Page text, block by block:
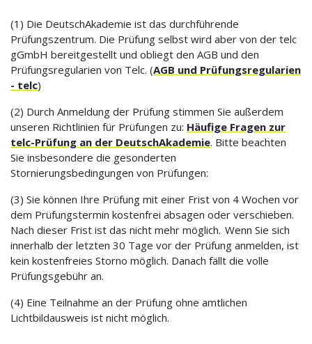
(1) Die DeutschAkademie ist das durchführende
Prüfungszentrum. Die Prüfung selbst wird aber von der telc
gGmbH bereitgestellt und obliegt den AGB und den
Prüfungsregularien von Telc. (AGB und Prüfungsregularien
- telc)
(2) Durch Anmeldung der Prüfung stimmen Sie außerdem
unseren Richtlinien für Prüfungen zu: Häufige Fragen zur
telc-Prüfung an der DeutschAkademie. Bitte beachten
Sie insbesondere die gesonderten
Stornierungsbedingungen von Prüfungen:
(3) Sie können Ihre Prüfung mit einer Frist von 4 Wochen vor
dem Prüfungstermin kostenfrei absagen oder verschieben.
Nach dieser Frist ist das nicht mehr möglich. Wenn Sie sich
innerhalb der letzten 30 Tage vor der Prüfung anmelden, ist
kein kostenfreies Storno möglich. Danach fällt die volle
Prüfungsgebühr an.
(4) Eine Teilnahme an der Prüfung ohne amtlichen
Lichtbildausweis ist nicht möglich.